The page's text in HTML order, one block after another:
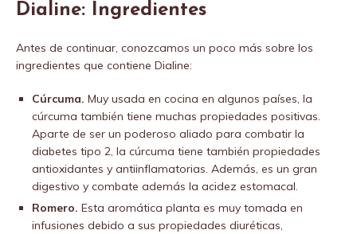
Dialine: Ingredientes
Antes de continuar, conozcamos un poco más sobre los
ingredientes que contiene Dialine:
Cúrcuma. Muy usada en cocina en algunos países, la
cúrcuma también tiene muchas propiedades positivas.
Aparte de ser un poderoso aliado para combatir la
diabetes tipo 2, la cúrcuma tiene también propiedades
antioxidantes y antiinflamatorias. Además, es un gran
digestivo y combate además la acidez estomacal.
Romero. Esta aromática planta es muy tomada en
infusiones debido a sus propiedades diuréticas,